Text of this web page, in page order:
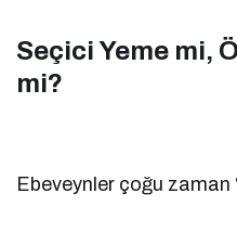
Seçici Yeme mi,
mi?
Ebeveynler çoğu zaman